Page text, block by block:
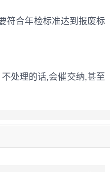
符合年检标准达到报废标
处理的话,会催交纳,甚至